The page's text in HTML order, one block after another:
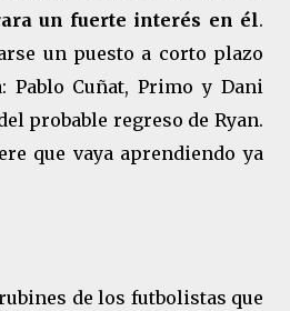
un fuerte interés en él.
un puesto a corto plazo
Pablo Cuñat, Primo y Dani
probable regreso de Ryan.
que vaya aprendiendo ya
de los futbolistas que